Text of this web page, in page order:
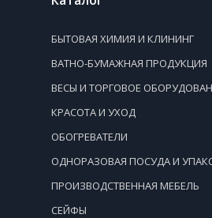
БЫТОВАЯ ХИМИЯ И КЛИНИНГ
ВАТНО-БУМАЖНАЯ ПРОДУКЦИЯ
ВЕСЫ И ТОРГОВОЕ
КРАСОТА И УХОД
ОБОГРЕВАТЕЛИ
ОДНОРАЗОВАЯ ПОСУДА И
ПРОИЗВОДСТВЕННАЯ МЕБЕЛЬ
СЕЙФЫ